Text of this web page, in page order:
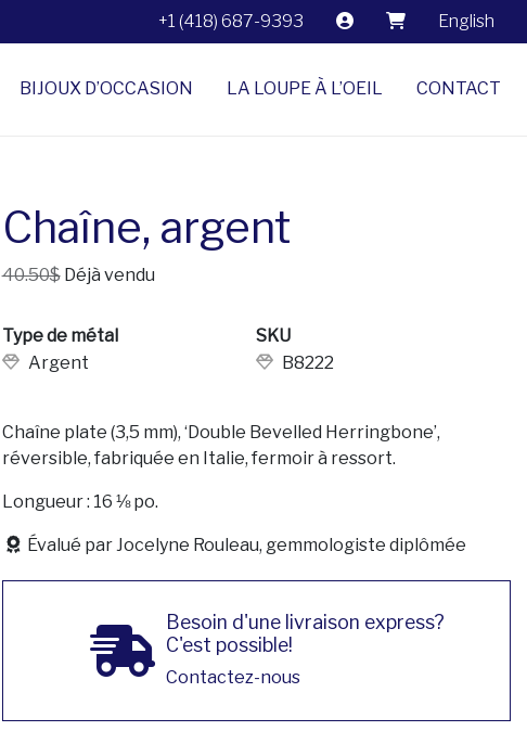
+1 (418) 687-9393 English
BIJOUX D’OCCASION LA LOUPE À L’OEIL CONTACT
Chaîne, argent
40.50$Déjà vendu
Type de métal
Argent
SKU
B8222
Chaîne plate (3,5 mm), ‘Double Bevelled Herringbone’,
réversible, fabriquée en Italie, fermoir à ressort.
Longueur : 16 ⅛ po.
Évalué par Jocelyne Rouleau, gemmologiste diplômée
Besoin d'une livraison express?
C'est possible!
Contactez-nous